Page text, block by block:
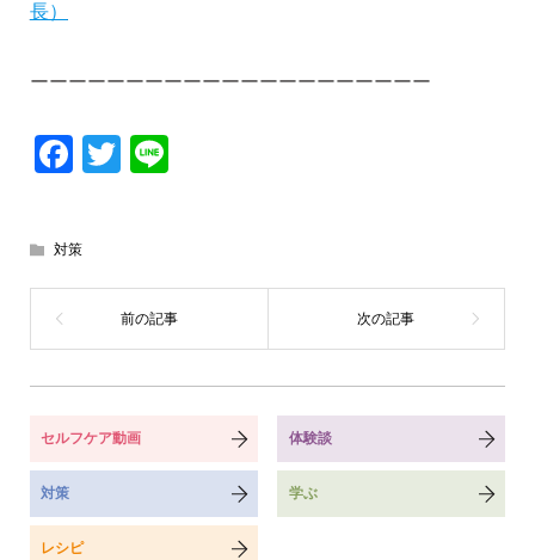
長）
ーーーーーーーーーーーーーーーーーーーーー
Facebook
Twitter
対策
セルフケア動画 体験談
対策 学ぶ
レシピ